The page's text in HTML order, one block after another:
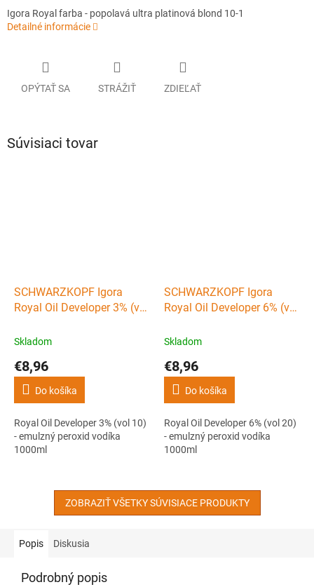
Igora Royal farba - popolavá ultra platinová blond 10-1
Detailné informácie
OPÝTAŤ SA STRÁŽIŤ ZDIEĽAŤ
Súvisiaci tovar
SCHWARZKOPF Igora
Royal Oil Developer 3% (vol
vodíka 1000ml
Skladom
€8,96
Do košíka
Royal Oil Developer 3% (vol 10)
- emulzný peroxid vodíka
1000ml
SCHWARZKOPF Igora
Royal Oil Developer 6% (vol
vodíka 1000ml
Skladom
€8,96
Do košíka
Royal Oil Developer 6% (vol 20)
- emulzný peroxid vodíka
1000ml
ZOBRAZIŤ VŠETKY SÚVISIACE PRODUKTY
Popis Diskusia
Podrobný popis